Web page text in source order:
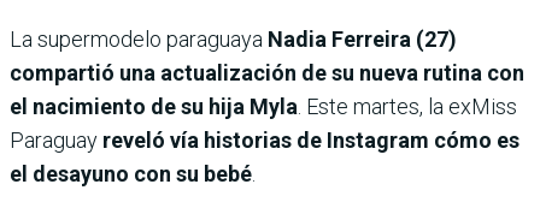
La supermodelo paraguaya Nadia Ferreira (27)
compartió una actualización de su nueva rutina con
el nacimiento de su hija Myla . Este martes, la exMiss
Paraguay reveló vía historias de Instagram cómo es
el desayuno con su bebé